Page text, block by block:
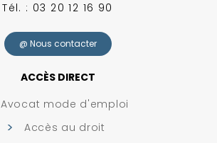
Tél. : 03 20 12 16 90
@ Nous contacter
ACCÈS DIRECT
Avocat mode d'emploi
Accès au droit